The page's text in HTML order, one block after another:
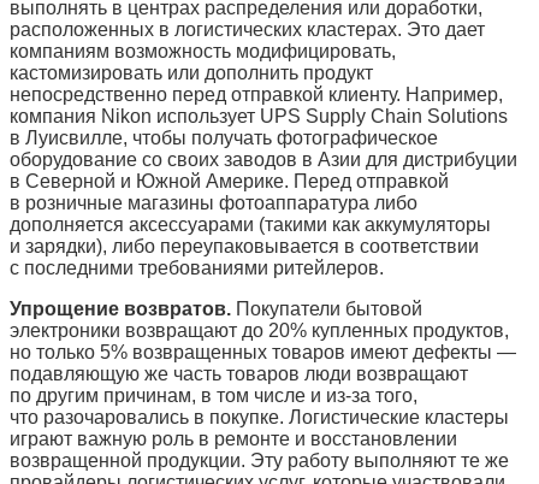
выполнять в центрах распределения или доработки,
расположенных в логистических кластерах. Это дает
компаниям возможность модифицировать,
кастомизировать или дополнить продукт
непосредственно перед отправкой клиенту. Например,
компания Nikon использует UPS Supply Chain Solutions
в Луисвилле, чтобы получать фотографическое
оборудование со своих заводов в Азии для дистрибуции
в Северной и Южной Америке. Перед отправкой
в розничные магазины фотоаппаратура либо
дополняется аксессуарами (такими как аккумуляторы
и зарядки), либо переупаковывается в соответствии
с последними требованиями ритейлеров.
Упрощение возвратов. Покупатели бытовой
электроники возвращают до 20% купленных продуктов,
но только 5% возвращенных товаров имеют дефекты —
подавляющую же часть товаров люди возвращают
по другим причинам, в том числе и из-за того,
что разочаровались в покупке. Логистические кластеры
играют важную роль в ремонте и восстановлении
возвращенной продукции. Эту работу выполняют те же